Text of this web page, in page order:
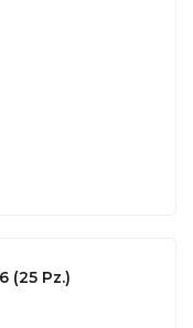
(25 Pz.)